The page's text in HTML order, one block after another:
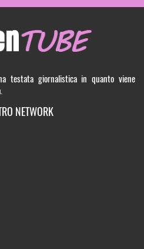
testata giornalistica in quanto viene
NETWORK